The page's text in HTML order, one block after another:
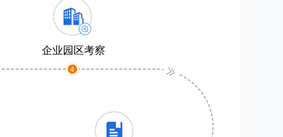
企业园区考察